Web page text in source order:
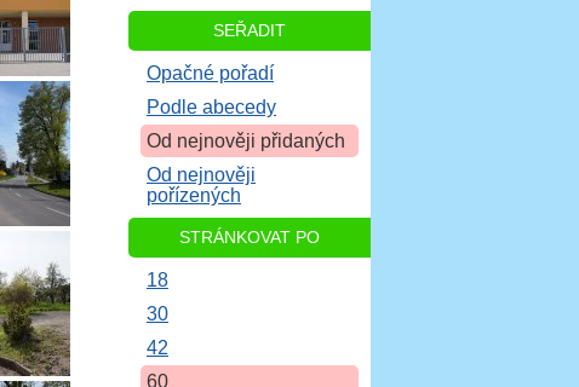
SEŘADIT
Opačné pořadí
Podle abecedy
Od nejnověji přidaných
Od nejnověji
pořízených
STRÁNKOVAT PO
18
30
42
60